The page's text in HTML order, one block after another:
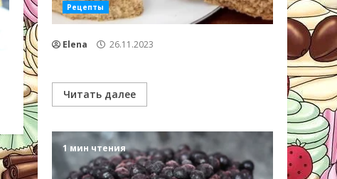
Рецепты
Elena 26.11.2023
Читать далее
1 мин чтения